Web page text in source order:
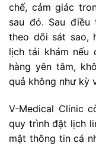
chế, cảm giác
sau đó. Sau điều
theo dõi sát sao,
lịch tái khám nếu
hàng yên tâm,
quả không như kỳ
V-Medical Clinic
quy trình đặt lịch
mật thông tin cá